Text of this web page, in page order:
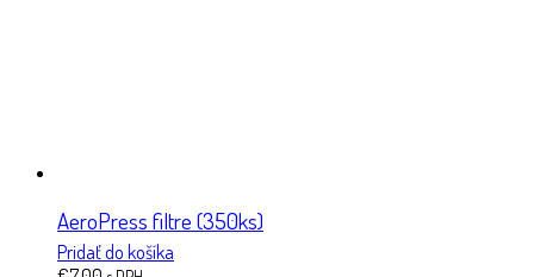
AeroPress filtre (350ks)
Pridať do košíka